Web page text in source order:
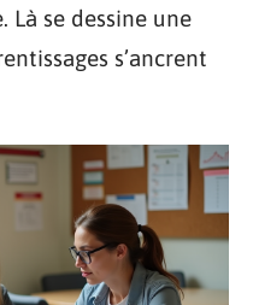
Là se dessine une
s’ancrent